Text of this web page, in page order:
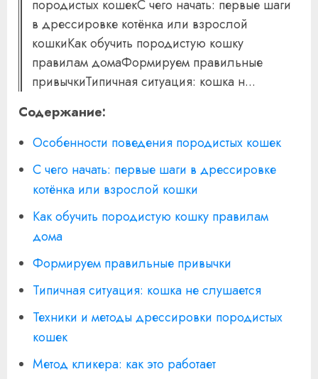
породистых кошекС чего начать: первые шаги
в дрессировке котёнка или взрослой
кошкиКак обучить породистую кошку
правилам домаФормируем правильные
привычкиТипичная ситуация: кошка н...
Содержание:
Особенности поведения породистых кошек
С чего начать: первые шаги в дрессировке
котёнка или взрослой кошки
Как обучить породистую кошку правилам
дома
Формируем правильные привычки
Типичная ситуация: кошка не слушается
Техники и методы дрессировки породистых
кошек
Метод кликера: как это работает